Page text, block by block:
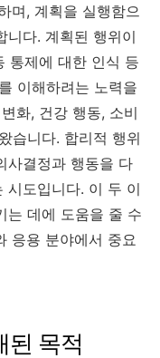
며, 계획을 실행함으
니다. 계획된 행위이
통제에 대한 인식 등
이해하려는 노력을
화, 건강 행동, 소비
습니다. 합리적 행위
사결정과 행동을 다
시도입니다. 이 두 이
는 데에 도움을 줄 수
응용 분야에서 중요
된 목적